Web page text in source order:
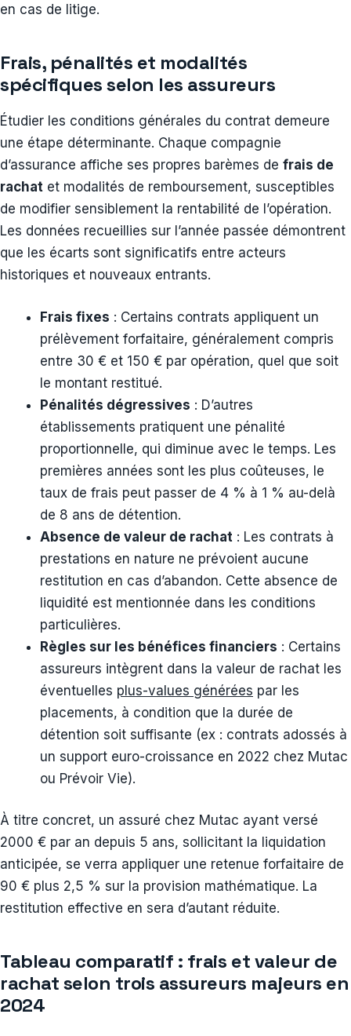
en cas de litige.
Frais, pénalités et modalités
spécifiques selon les assureurs
Étudier les conditions générales du contrat demeure
une étape déterminante. Chaque compagnie
d’assurance affiche ses propres barèmes de frais de
rachat et modalités de remboursement, susceptibles
de modifier sensiblement la rentabilité de l’opération.
Les données recueillies sur l’année passée démontrent
que les écarts sont significatifs entre acteurs
historiques et nouveaux entrants.
Frais fixes : Certains contrats appliquent un
prélèvement forfaitaire, généralement compris
entre 30 € et 150 € par opération, quel que soit
le montant restitué.
Pénalités dégressives : D’autres
établissements pratiquent une pénalité
proportionnelle, qui diminue avec le temps. Les
premières années sont les plus coûteuses, le
taux de frais peut passer de 4 % à 1 % au-delà
de 8 ans de détention.
Absence de valeur de rachat : Les contrats à
prestations en nature ne prévoient aucune
restitution en cas d’abandon. Cette absence de
liquidité est mentionnée dans les conditions
particulières.
Règles sur les bénéfices financiers : Certains
assureurs intègrent dans la valeur de rachat les
éventuelles plus-values générées par les
placements, à condition que la durée de
détention soit suffisante (ex : contrats adossés à
un support euro-croissance en 2022 chez Mutac
ou Prévoir Vie).
À titre concret, un assuré chez Mutac ayant versé
2000 € par an depuis 5 ans, sollicitant la liquidation
anticipée, se verra appliquer une retenue forfaitaire de
90 € plus 2,5 % sur la provision mathématique. La
restitution effective en sera d’autant réduite.
Tableau comparatif : frais et valeur de
rachat selon trois assureurs majeurs en
2024